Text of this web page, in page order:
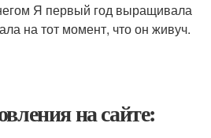
Я первый год выращивала
на тот момент, что он живуч.
на сайте: